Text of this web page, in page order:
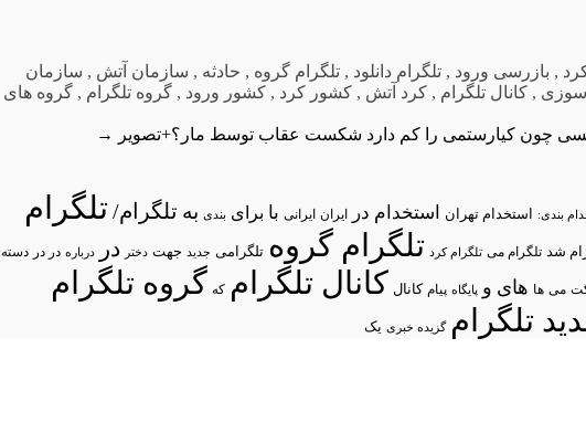
, بازرسی ورود , تلگرام دانلود , تلگرام گروه , حادثه , سازمان آتش , سازمان
سوزی , کانال تلگرام , کرد آتش , کشور کرد , کشور ورود , گروه تلگرام , گروه های
چون کیارستمی را کم دارد شکست عقاب توسط مار؟+تصویر →
بندی: استخدام تهران استخدام در ایران ایرانی با برای بندی به تلگرام/ تلگرام
شد تلگرام می تلگرام کرد تلگرام گروه تلگرامی جدید جهت دختر در درباره در در دسته
می ها های و پایگاه پیام کانال کانال تلگرام که گروه تلگرام
تلگرام گزیده خبری یک